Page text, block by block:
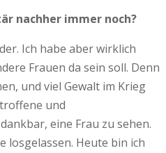
nachher immer noch?
Ich habe aber wirklich
Frauen da sein soll. Denn
und viel Gewalt im Krieg
und
eine Frau zu sehen.
losgelassen. Heute bin ich